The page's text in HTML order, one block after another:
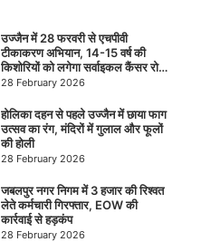
उज्जैन में 28 फरवरी से एचपीवी
टीकाकरण अभियान, 14-15 वर्ष की
किशोरियों को लगेगा सर्वाइकल कैंसर रोधी
टीका
28 February 2026
होलिका दहन से पहले उज्जैन में छाया फाग
उत्सव का रंग, मंदिरों में गुलाल और फूलों
की होली
28 February 2026
जबलपुर नगर निगम में 3 हजार की रिश्वत
लेते कर्मचारी गिरफ्तार, EOW की
कार्रवाई से हड़कंप
28 February 2026